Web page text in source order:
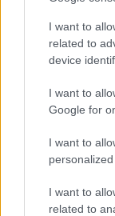
I want to
related to
device
I want to
Google for
I want to
personalized
I want to
related to